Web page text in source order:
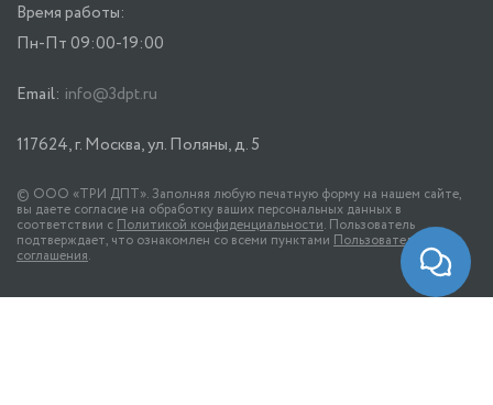
Время работы:
Пн-Пт 09:00-19:00
Email: info@3dpt.ru
117624, г. Москва, ул. Поляны, д. 5
© ООО «ТРИ ДПТ». Заполняя любую печатную форму на нашем сайте,
вы даете согласие на обработку ваших персональных данных в
соответствии с Политикой конфиденциальности. Пользователь
подтверждает, что ознакомлен со всеми пунктами Пользовательского
соглашения.